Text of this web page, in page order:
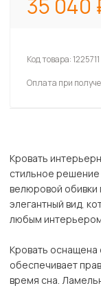
35 040
Код товара:1225711
Оплата при
Кровать
стильное
велюровой обивки
элегантный вид,
любым
Кровать
обеспечивает
время сна.